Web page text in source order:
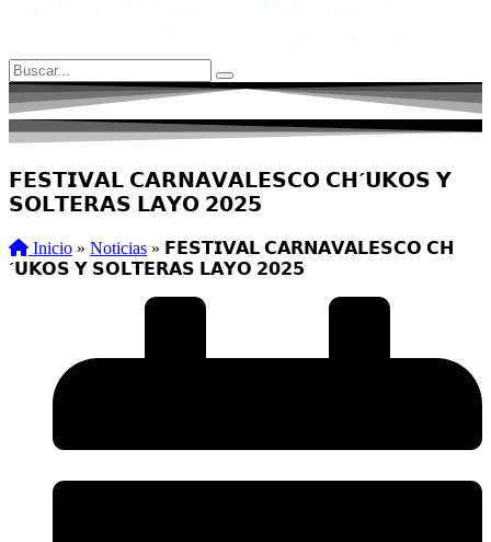
𝗙𝗘𝗦𝗧𝗜𝗩𝗔𝗟 𝗖𝗔𝗥𝗡𝗔𝗩𝗔𝗟𝗘𝗦𝗖𝗢 𝗖𝗛´𝗨𝗞𝗢𝗦 𝗬
𝗦𝗢𝗟𝗧𝗘𝗥𝗔𝗦 𝗟𝗔𝗬𝗢 𝟮𝟬𝟮𝟱
Inicio » Noticias » 𝗙𝗘𝗦𝗧𝗜𝗩𝗔𝗟 𝗖𝗔𝗥𝗡𝗔𝗩𝗔𝗟𝗘𝗦𝗖𝗢 𝗖𝗛
´𝗨𝗞𝗢𝗦 𝗬 𝗦𝗢𝗟𝗧𝗘𝗥𝗔𝗦 𝗟𝗔𝗬𝗢 𝟮𝟬𝟮𝟱